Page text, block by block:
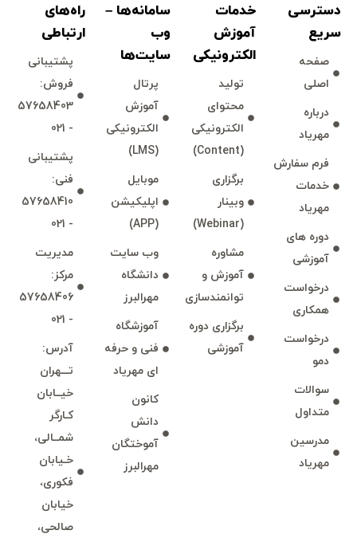
دسترسی
سريع
صفحه
اصلی
درباره
مهرياد
فرم سفارش
خدمات
مهرياد
دوره های
آموزشی
درخواست
همكاری
درخواست
دمو
سوالات
متداول
مدرسين
مهرياد
خدمات
آموزش
الكترونیكی
توليد
محتوای
الكترونیكی
(Content)
برگزاری
وبينار
(Webinar)
مشاوره
آموزش و
توانمند‌‌سازی
برگزاری دوره
آموزشی
سامانه‌ها –
وب
سايت‌ها
پرتال
آموزش
الكترونیكی
(LMS)
موبايل
اپليكيشن
(APP)
وب سايت
دانشگاه
مهرالبرز
آموزشگاه
فنی و حرفه
ای مهرياد
كانون
دانش
آموختگان
مهرالبرز
راه‌های
ارتباطی
پشتيبانی
فروش:
57658403
- 021
پشتيبانی
فنی:
57658410
- 021
مديريت
مركز:
57658406
- 021
آدرس:
تـــهران
خيــابان
كـارگر
شمــالی،
خـيابان
فكوری،
خيابان
صالحی،